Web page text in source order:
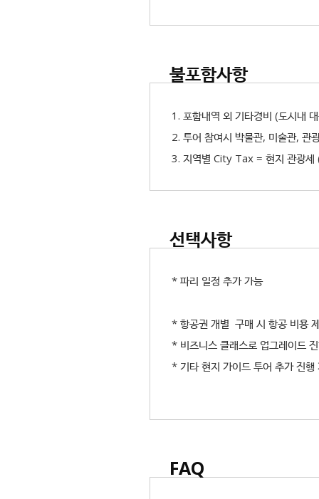
불포함사항
1. 포함내역 외 기타경비 (도시내
2. 투어 참여시 박물관, 미술관, 관
3. 지역별 City Tax = 현지 관광세
선택사항
* 파리 일정 추가 가능
* 항공권 개별 구매 시 항공 비용
* 비즈니스 클래스로 업그레이드
* 기타 현지 가이드 투어 추가 진행
FAQ